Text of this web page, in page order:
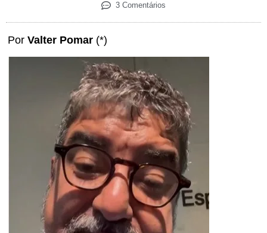
3 Comentários
Por Valter Pomar (*)